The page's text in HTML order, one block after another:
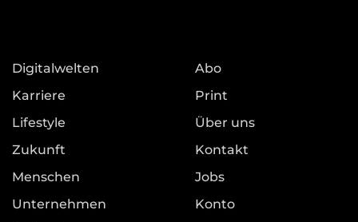
Digitalwelten
Karriere
Lifestyle
Zukunft
Menschen
Unternehmen
Abo
Print
Über uns
Kontakt
Jobs
Konto